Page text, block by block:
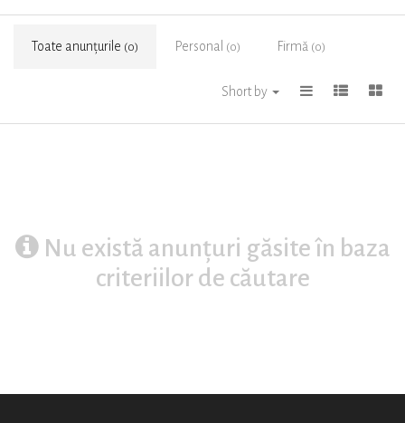
Toate anunțurile (0) Personal (0) Firmă (0)
Short by
Nu există anunțuri găsite în baza
criteriilor de căutare